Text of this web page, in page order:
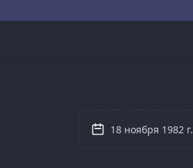
18 ноября 1982 г.